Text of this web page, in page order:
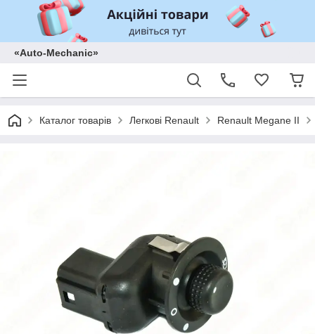
«Auto-Mechanic»
Каталог товарів Легкові Renault Renault Megane II